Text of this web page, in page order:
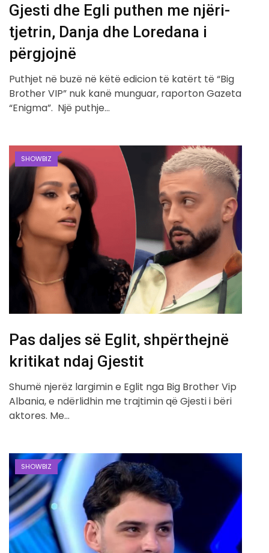
Gjesti dhe Egli puthen me njëri-
tjetrin, Danja dhe Loredana i
përgjojnë
Puthjet në buzë në këtë edicion të katërt të “Big
Brother VIP” nuk kanë munguar, raporton Gazeta
“Enigma”. Një puthje…
SHOWBIZ
Pas daljes së Eglit, shpërthejnë
kritikat ndaj Gjestit
Shumë njerëz largimin e Eglit nga Big Brother Vip
Albania, e ndërlidhin me trajtimin që Gjesti i bëri
aktores. Me…
SHOWBIZ